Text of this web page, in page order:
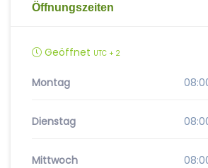
Öffnungszeiten
Geöffnet UTC + 2
Montag
Dienstag
Mittwoch